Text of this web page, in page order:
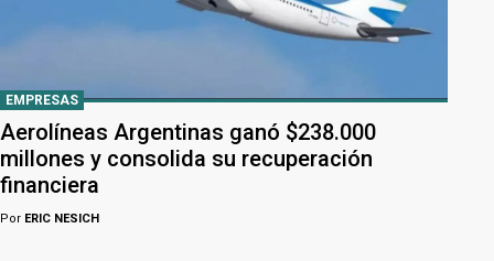
EMPRESAS
Aerolíneas Argentinas ganó $238.000
millones y consolida su recuperación
financiera
Por ERIC NESICH